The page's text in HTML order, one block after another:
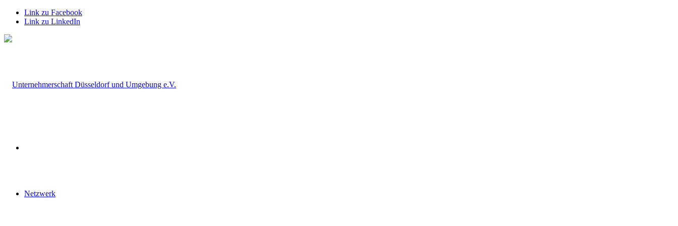
Link zu Facebook
Link zu LinkedIn
Netzwerk